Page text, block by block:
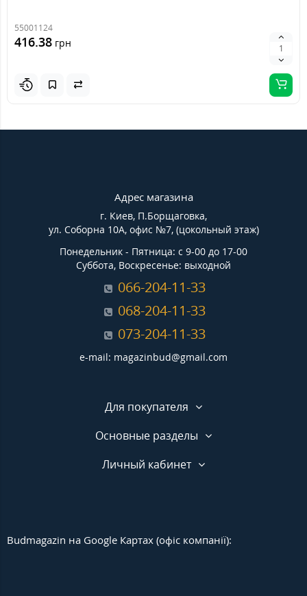
55001124
416.38 грн
Адрес магазина
г. Киев, П.Борщаговка,
ул. Соборна 10А, офис №7, (цокольный этаж)
Понедельник - Пятница: с 9-00 до 17-00
Суббота, Воскресенье: выходной
066-204-11-33
068-204-11-33
073-204-11-33
e-mail: magazinbud@gmail.com
Для покупателя
Основные разделы
Личный кабинет
Budmagazin на Google Картах (офіс компанії):